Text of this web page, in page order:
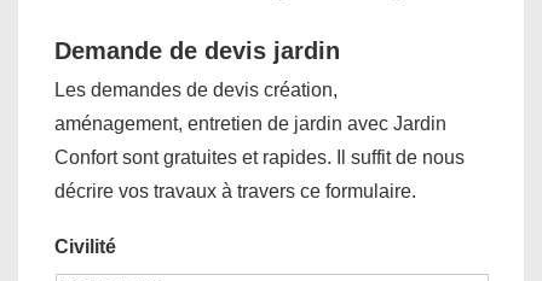
Demande de devis jardin
Les demandes de devis création,
aménagement, entretien de jardin avec Jardin
Confort sont gratuites et rapides. Il suffit de nous
décrire vos travaux à travers ce formulaire.
Civilité